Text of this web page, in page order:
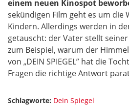
einem neuen Kinospot
sekündigen Film geht es um die
Kindern. Allerdings werden in
getauscht: der Vater stellt
zum Beispiel, warum der
von „DEIN SPIEGEL” hat die
Fragen die richtige Antwort
Schlagworte: Dein Spiegel